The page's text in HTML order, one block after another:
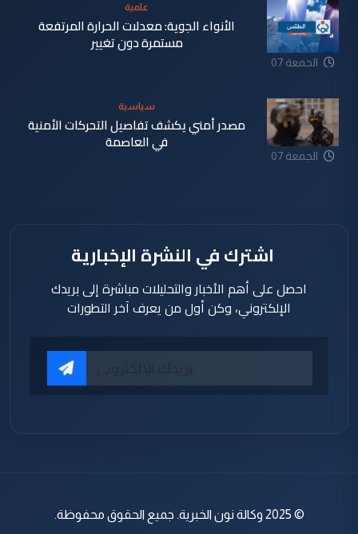
الجمعة 07
علمية
الأنواء الجوية: معدلات الحرارة المرتفعة
مستمرة دون تغيير
الجمعة 07
سياسية
مصدر أمني يكشف تفاصيل التحركات الأمنية
في العاصمة
اشترك في النشرة الإخبارية
احصل على أهم الأخبار والتحليلات مباشرة إلى بريدك
الإلكتروني، وكن أول من يعرف آخر التطورات
© 2025 وكالة نون الخبرية. جميع الحقوق محفوظة.